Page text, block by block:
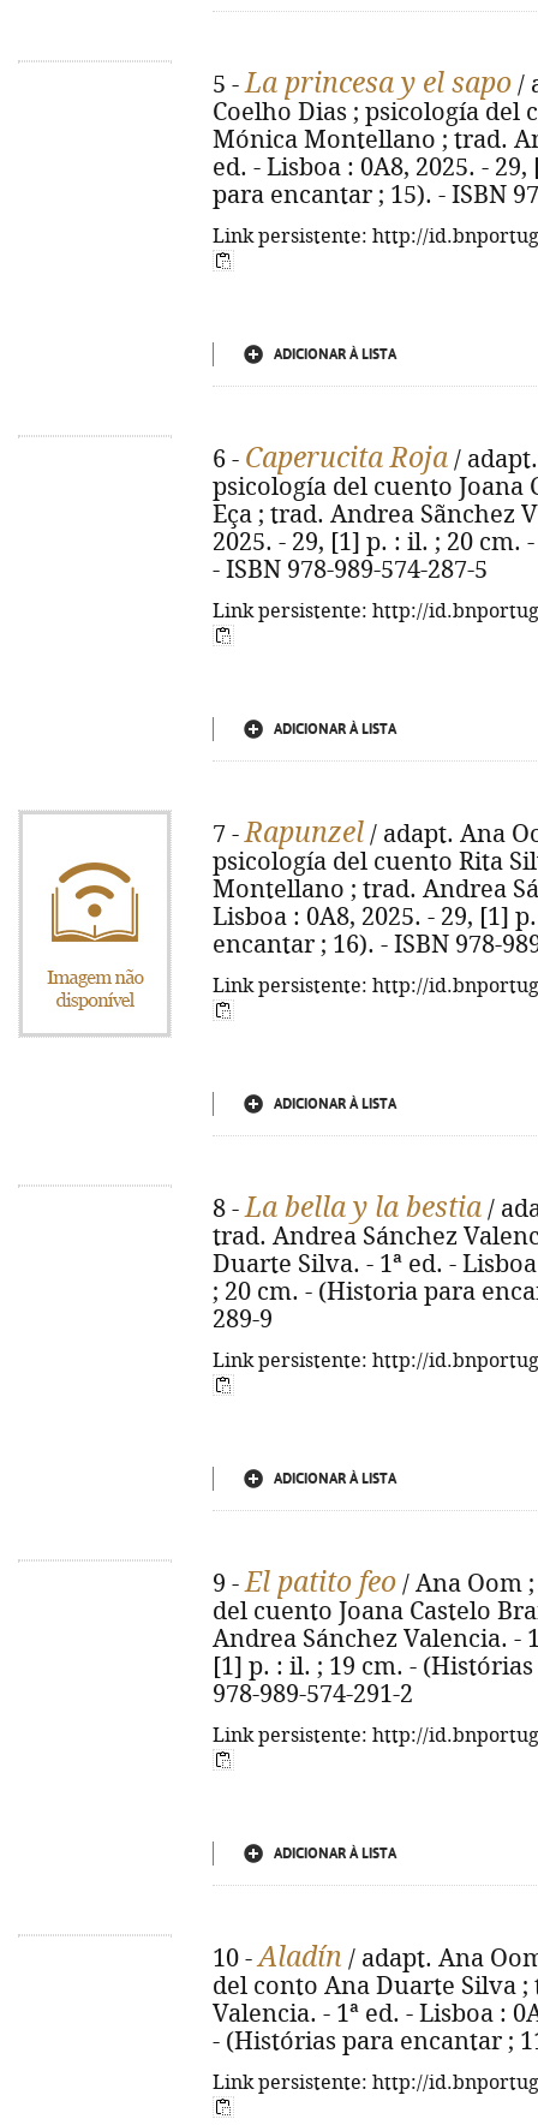
5 -La princesa y el sapo /
Coelho Dias ; psicología del
Mónica Montellano ; trad.
ed. - Lisboa : 0A8, 2025. -
para encantar ; 15). - ISBN
Link persistente: http://
ADICIONAR À LISTA
6 - Caperucita Roja /
psicología del cuento Joana
Eça ; trad. Andrea Sãnchez
2025. - 29, [1] p. : il. ; 20
- ISBN 978-989-574-287-5
Link persistente: http://
ADICIONAR À LISTA
7 -Rapunzel / adapt. Ana
psicología del cuento Rita
Montellano ; trad. Andrea
Lisboa : 0A8, 2025. - 29, [1]
encantar ; 16). - ISBN 978-
Link persistente: http://
ADICIONAR À LISTA
8 -La bella y la bestia /
trad. Andrea Sánchez
Duarte Silva. - 1ª ed. -
; 20 cm. - (Historia para
289-9
Link persistente: http://
ADICIONAR À LISTA
9 -El patito feo / Ana Oom
del cuento Joana Castelo
Andrea Sánchez Valencia. -
[1] p. : il. ; 19 cm. -
978-989-574-291-2
Link persistente: http://
ADICIONAR À LISTA
10 -Aladín / adapt. Ana
del conto Ana Duarte Silva
Valencia. - 1ª ed. - Lisboa :
- (Histórias para encantar ;
Link persistente: http://